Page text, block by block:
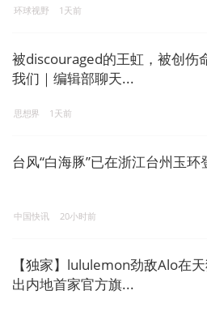
环球视野 1天前
被discouraged的王虹，被创伤
我们｜编辑部聊天...
思想界 1天前
台风“白海豚”已在浙江台州玉环
中国快讯 20小时前
【独家】lululemon劲敌Alo在
出内地首家官方旗...